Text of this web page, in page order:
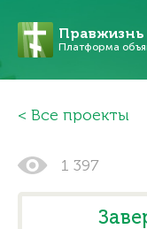
Правжизнь
Платформа
Все проекты
1 397